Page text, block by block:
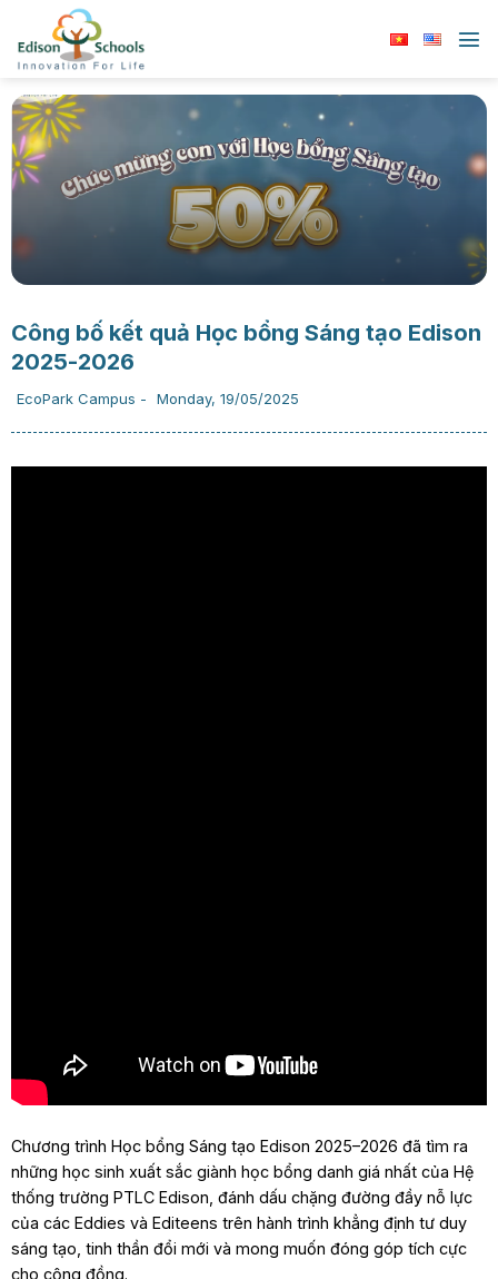
nội
Công bố kết quả Học bổng Sáng tạo Edison
2025-2026
EcoPark Campus - Monday, 19/05/2025
Chương trình Học bổng Sáng tạo Edison 2025–2026 đã tìm ra
những học sinh xuất sắc giành học bổng danh giá nhất của Hệ
thống trường PTLC Edison, đánh dấu chặng đường đầy nỗ lực
của các Eddies và Editeens trên hành trình khẳng định tư duy
sáng tạo, tinh thần đổi mới và mong muốn đóng góp tích cực
cho cộng đồng.